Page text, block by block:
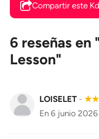
Compartir este
6 reseñas en
Lesson"
LOISELET - ★★
En 6 junio